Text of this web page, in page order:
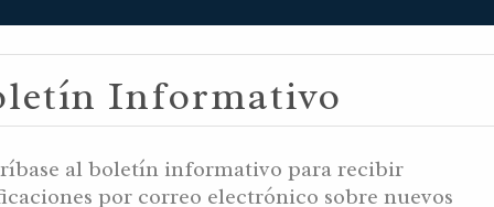
5999 YB /
Informativo
al boletín informativo para recibir
por correo electrónico sobre nuevos